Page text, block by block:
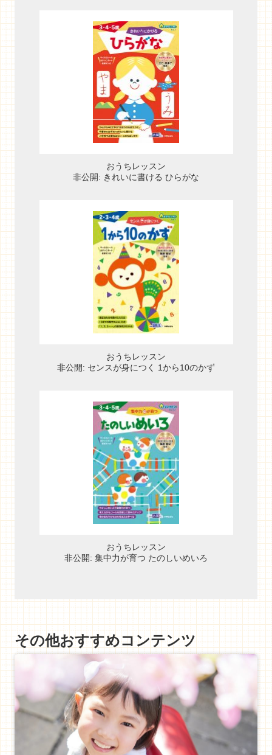
おうちレッスン
非公開: きれいに書ける ひらがな
おうちレッスン
非公開: センスが身につく 1から10のかず
おうちレッスン
非公開: 集中力が育つ たのしいめいろ
その他おすすめコンテンツ